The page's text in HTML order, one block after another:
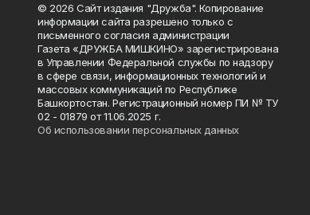
© 2026 Сайт издания "Дружба". Копирование
информации сайта разрешено только с
письменного согласия администрации
Газета «ДРУЖБА МИШКИНО» зарегистрирована
в Управлении Федеральной службы по надзору
в сфере связи, информационных технологий и
массовых коммуникаций по Республике
Башкортостан. Регистрационный номер ПИ № ТУ
02 - 01879 от 11.06.2025 г.
Об использовании персональных данных